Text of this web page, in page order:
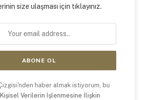
size ulaşması için tıklayınız.
haber almak istiyorum, bu
Kişisel Verilerin İşlenmesine İlişkin